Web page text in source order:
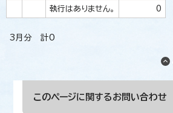
執行はありません。 0
3月分 計0
このページに関する お問い合わせ